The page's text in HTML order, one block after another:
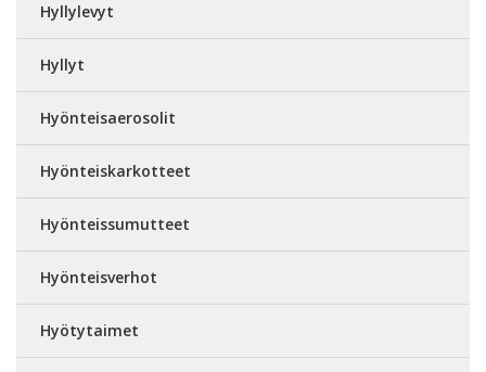
Hyllylevyt
Hyllyt
Hyönteisaerosolit
Hyönteiskarkotteet
Hyönteissumutteet
Hyönteisverhot
Hyötytaimet